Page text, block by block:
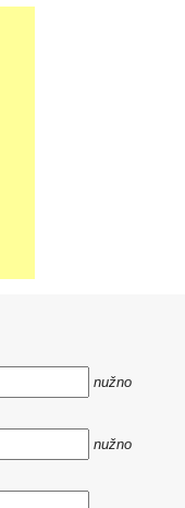
nužno
nužno